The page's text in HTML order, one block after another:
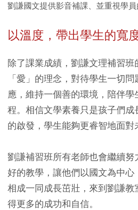
劉謙國文提供影音補課、並重視學
以溫度，帶出學生的寬
除了課業成績，劉謙文理補習
「愛」的理念，對待學生一切
應，維持一個善的環境，陪伴
程。相信文學素養只是孩子們
的啟發，學生能夠更睿智地面對
劉謙補習班所有老師也會繼續
好的教學，讓他們以國文為中
相成一同成長茁壯，來到劉謙
得更多的成功和自信。